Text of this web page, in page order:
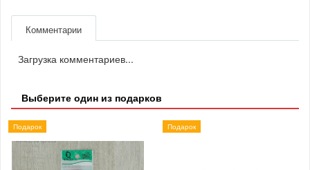
Комментарии
Загрузка комментариев...
Выберите один из подарков
Подарок Подарок